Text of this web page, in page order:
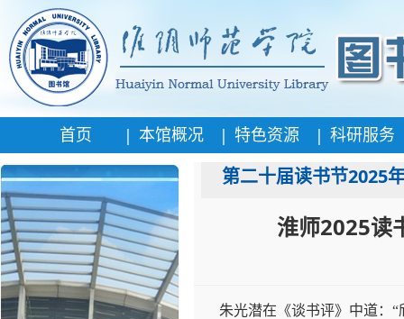
首页 | 本馆概况 | 特色资源 | 科研服务
第二十届读书节2025
淮师2025读
朱光潜在《谈书评》中道：